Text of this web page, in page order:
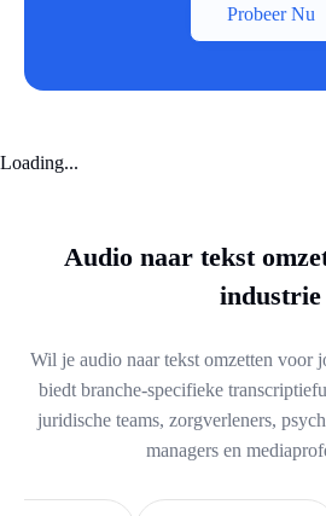
Probeer Nu
Loading...
Audio naar tekst
industrie
Wil je audio naar tekst omzetten voor
biedt branche-specifieke
juridische teams, zorgverleners,
managers en